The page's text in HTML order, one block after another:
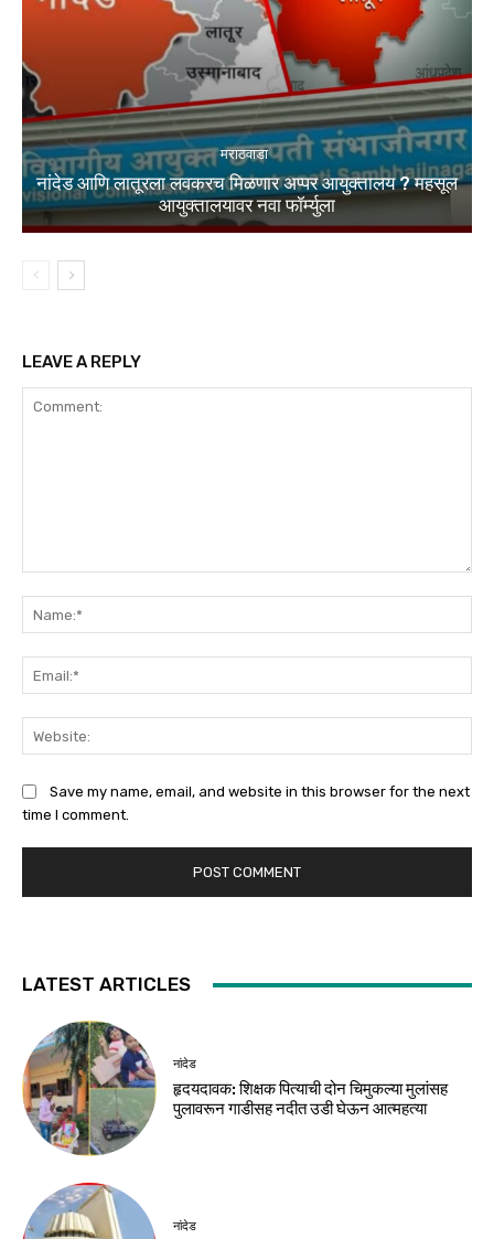
मराठवाडा
नांदेड आणि लातूरला लवकरच मिळणार अप्पर आयुक्तालय ? महसूल
आयुक्तालयावर नवा फॉर्म्युला
LEAVE A REPLY
Save my name, email, and website in this browser for the next
time I comment.
LATEST ARTICLES
नांदेड
हृदयदावक: शिक्षक पित्याची दोन चिमुकल्या मुलांसह
पुलावरून गाडीसह नदीत उडी घेऊन आत्महत्या
नांदेड